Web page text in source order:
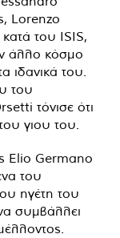
Lorenzo
του ISIS,
άλλο κόσμο
ιδανικά του.
του
τόνισε ότι
γιου του.
Elio Germano
του
ηγέτη του
συμβάλλει